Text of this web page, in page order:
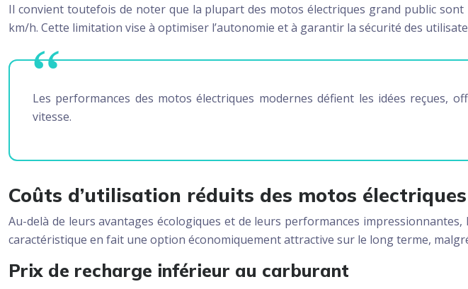
Il convient toutefois de noter que la plupart des motos électriques grand public
km/h. Cette limitation vise à optimiser l’autonomie et à garantir la sécurité des
Les performances des motos électriques modernes défient les idées reçues,
vitesse.
Coûts d’utilisation réduits des motos électriques
Au-delà de leurs avantages écologiques et de leurs performances
caractéristique en fait une option économiquement attractive sur le long terme,
Prix de recharge inférieur au carburant